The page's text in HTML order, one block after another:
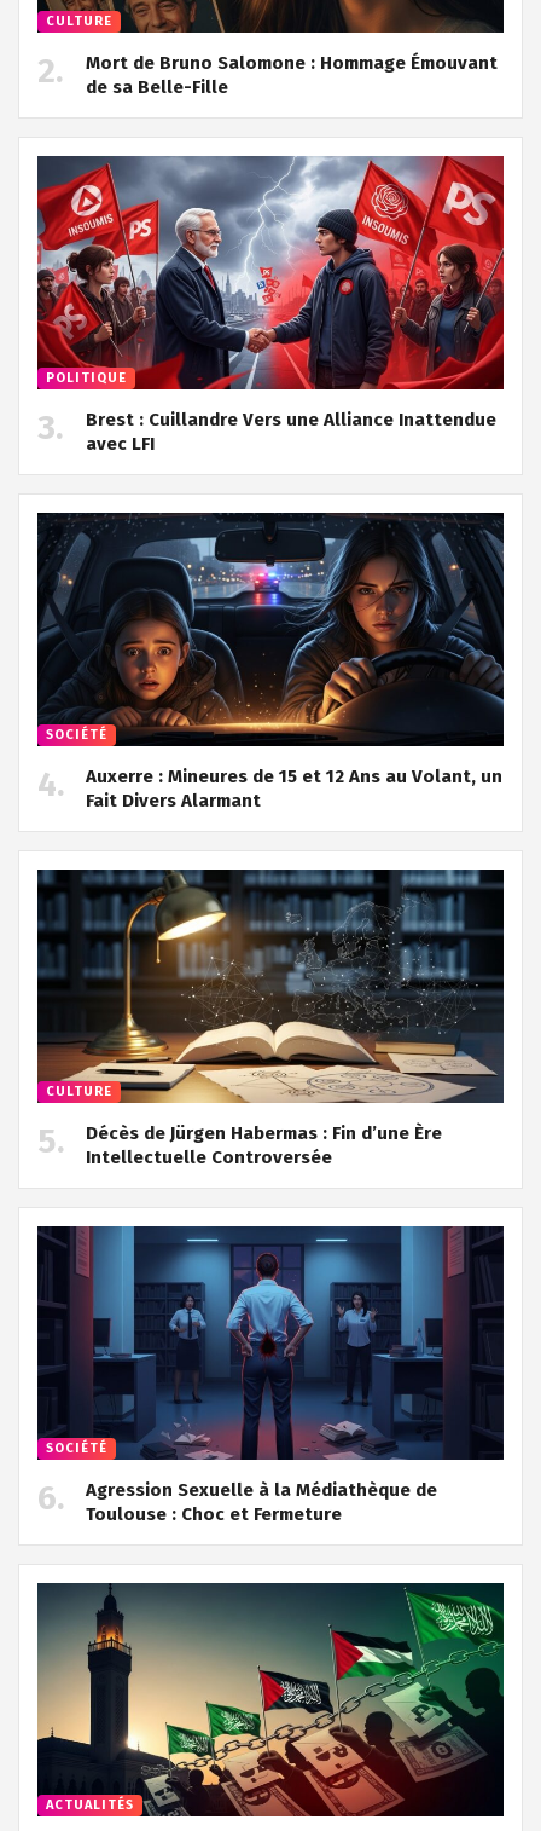
CULTURE
Mort de Bruno Salomone : Hommage Émouvant
de sa Belle-Fille
POLITIQUE
Brest : Cuillandre Vers une Alliance Inattendue
avec LFI
SOCIÉTÉ
Auxerre : Mineures de 15 et 12 Ans au Volant, un
Fait Divers Alarmant
CULTURE
Décès de Jürgen Habermas : Fin d’une Ère
Intellectuelle Controversée
SOCIÉTÉ
Agression Sexuelle à la Médiathèque de
Toulouse : Choc et Fermeture
ACTUALITÉS